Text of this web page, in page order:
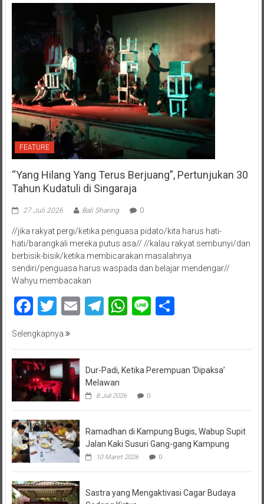
FEATURE
“Yang Hilang Yang Terus Berjuang”, Pertunjukan 30
Tahun Kudatuli di Singaraja
27 Juli 2026 Bali Sharing 0
//jika rakyat pergi/ketika penguasa pidato/kita harus hati-
hati/barangkali mereka putus asa// //kalau rakyat sembunyi/dan
berbisik-bisik/ketika membicarakan masalahnya
sendiri/penguasa harus waspada dan belajar mendengar//
Wahyu membacakan
Facebook
Twitter
EmailTelegram
WhatsApp
LineShare
Selengkapnya
Dur-Padi, Ketika Perempuan ‘Dipaksa’
Melawan
8 Juli 2026 0
Ramadhan di Kampung Bugis, Wabup Supit
Jalan Kaki Susuri Gang-gang Kampung
10 Maret 2026 0
Sastra yang Mengaktivasi Cagar Budaya